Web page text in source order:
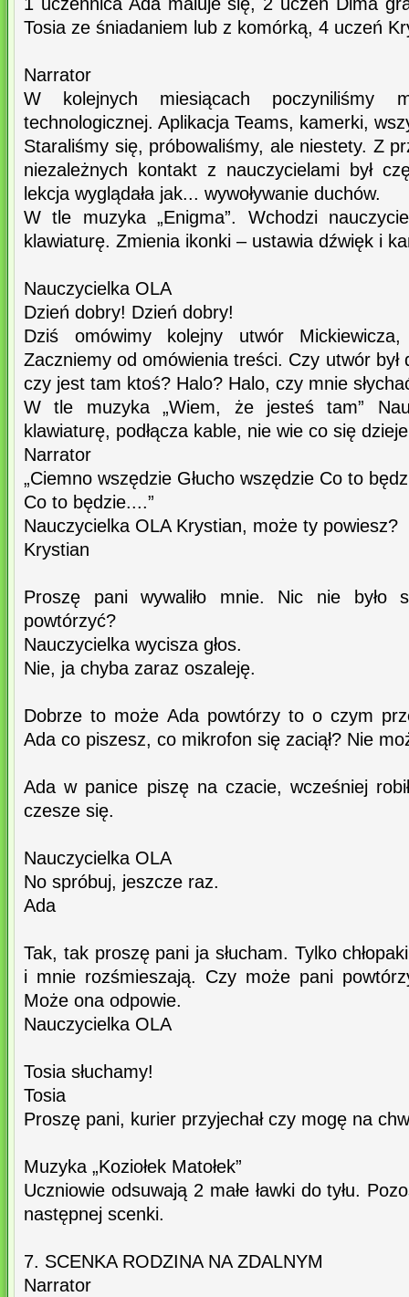
Tosia ze śniadaniem lub z komórką, 4 uczeń
Narrator
W kolejnych miesiącach poczyniliśmy
technologicznej. Aplikacja Teams, kamerki,
Staraliśmy się, próbowaliśmy, ale niestety. Z
niezależnych kontakt z nauczycielami był
lekcja wyglądała jak... wywoływanie duchów.
W tle muzyka „Enigma”. Wchodzi
klawiaturę. Zmienia ikonki – ustawia dźwięk i
Nauczycielka OLA
Dzień dobry! Dzień dobry!
Dziś omówimy kolejny utwór
Zaczniemy od omówienia treści. Czy utwór był
czy jest tam ktoś? Halo? Halo, czy mnie
W tle muzyka „Wiem, że jesteś tam”
klawiaturę, podłącza kable, nie wie co się
Narrator
„Ciemno wszędzie Głucho wszędzie Co to
Co to będzie....”
Nauczycielka OLA Krystian, może ty powiesz?
Krystian
Proszę pani wywaliło mnie. Nic nie było
powtórzyć?
Nauczycielka wycisza głos.
Nie, ja chyba zaraz oszaleję.
Dobrze to może Ada powtórzy to o czym
Ada co piszesz, co mikrofon się zaciął? Nie
Ada w panice piszę na czacie, wcześniej
czesze się.
Nauczycielka OLA
No spróbuj, jeszcze raz.
Ada
Tak, tak proszę pani ja słucham. Tylko
i mnie rozśmieszają. Czy może pani
Może ona odpowie.
Nauczycielka OLA
Tosia słuchamy!
Tosia
Proszę pani, kurier przyjechał czy mogę na
Muzyka „Koziołek Matołek”
Uczniowie odsuwają 2 małe ławki do tyłu.
następnej scenki.
7. SCENKA RODZINA NA ZDALNYM
Narrator